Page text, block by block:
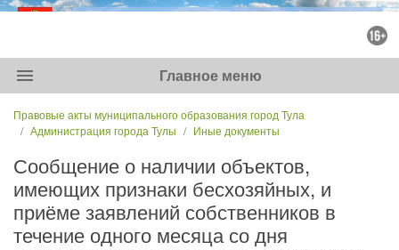
menu Главное меню
Правовые акты муниципального образования город Тула
Администрация города Тулы
Иные документы
Сообщение о наличии объектов,
имеющих признаки бесхозяйных, и
приёме заявлений собственников в
течение одного месяца со дня